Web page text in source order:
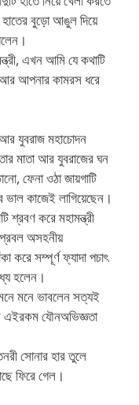
বুড়ো আঙুল দিয়ে
এখন আমি যে কথাটি
আপনার কামরস ধরে
যুবরাজ মহাচোদন
মাতা আর যুবরাজের ঘন
ফেনা ওঠা জায়গাটি
ভাল কাজেই লাগিয়েছেন।
শ্রবণ করে মহামন্ত্রী
অসহনীয়
করে সম্পূর্ণ ফ্যাদা পচাৎ
হলেন।
মনে মনে ভাবলেন সত্যই
এইরকম যৌনঅভিজ্ঞতা
সোনার হার তুলে
ফিরে গেল।